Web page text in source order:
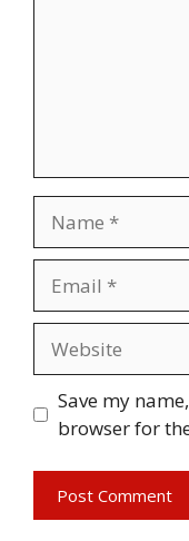
Save my
browser for